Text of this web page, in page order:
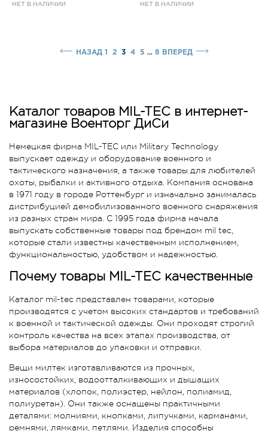
НЕТ В НАЛИЧИИ
НЕТ В НАЛИЧИИ
НАЗАД 1 2 3 4 5 ... 8 ВПЕРЕД
Каталог товаров MIL-TEC в интернет-
магазине Военторг ДиСи
Немецкая фирма MIL-TEC или Military Technology
выпускает одежду и оборудование военного и
тактического назначения, а также товары для любителей
охоты, рыбалки и активного отдыха. Компания основана
в 1971 году в городе Роттенбург и изначально занималась
дистрибуцией демобилизованного военного снаряжения
из разных стран мира. С 1995 года фирма начала
выпускать собственные товары под брендом mil tec,
которые стали известны качественным исполнением,
функциональностью, удобством и надежностью.
Почему товары MIL-TEC качественные
Каталог mil-tec представлен товарами, которые
производятся с учетом высоких стандартов и требований
к военной и тактической одежды. Они проходят строгий
контроль качества на всех этапах производства, от
выбора материалов до упаковки и отправки.
Вещи милтек изготавливаются из прочных,
износостойких, водоотталкивающих и дышащих
материалов (хлопок, полиэстер, нейлон, полиамид,
полиуретан). Они также оснащены практичными
деталями: молниями, кнопками, липучками, карманами,
ремнями, лямками, петлями. Изделия способны